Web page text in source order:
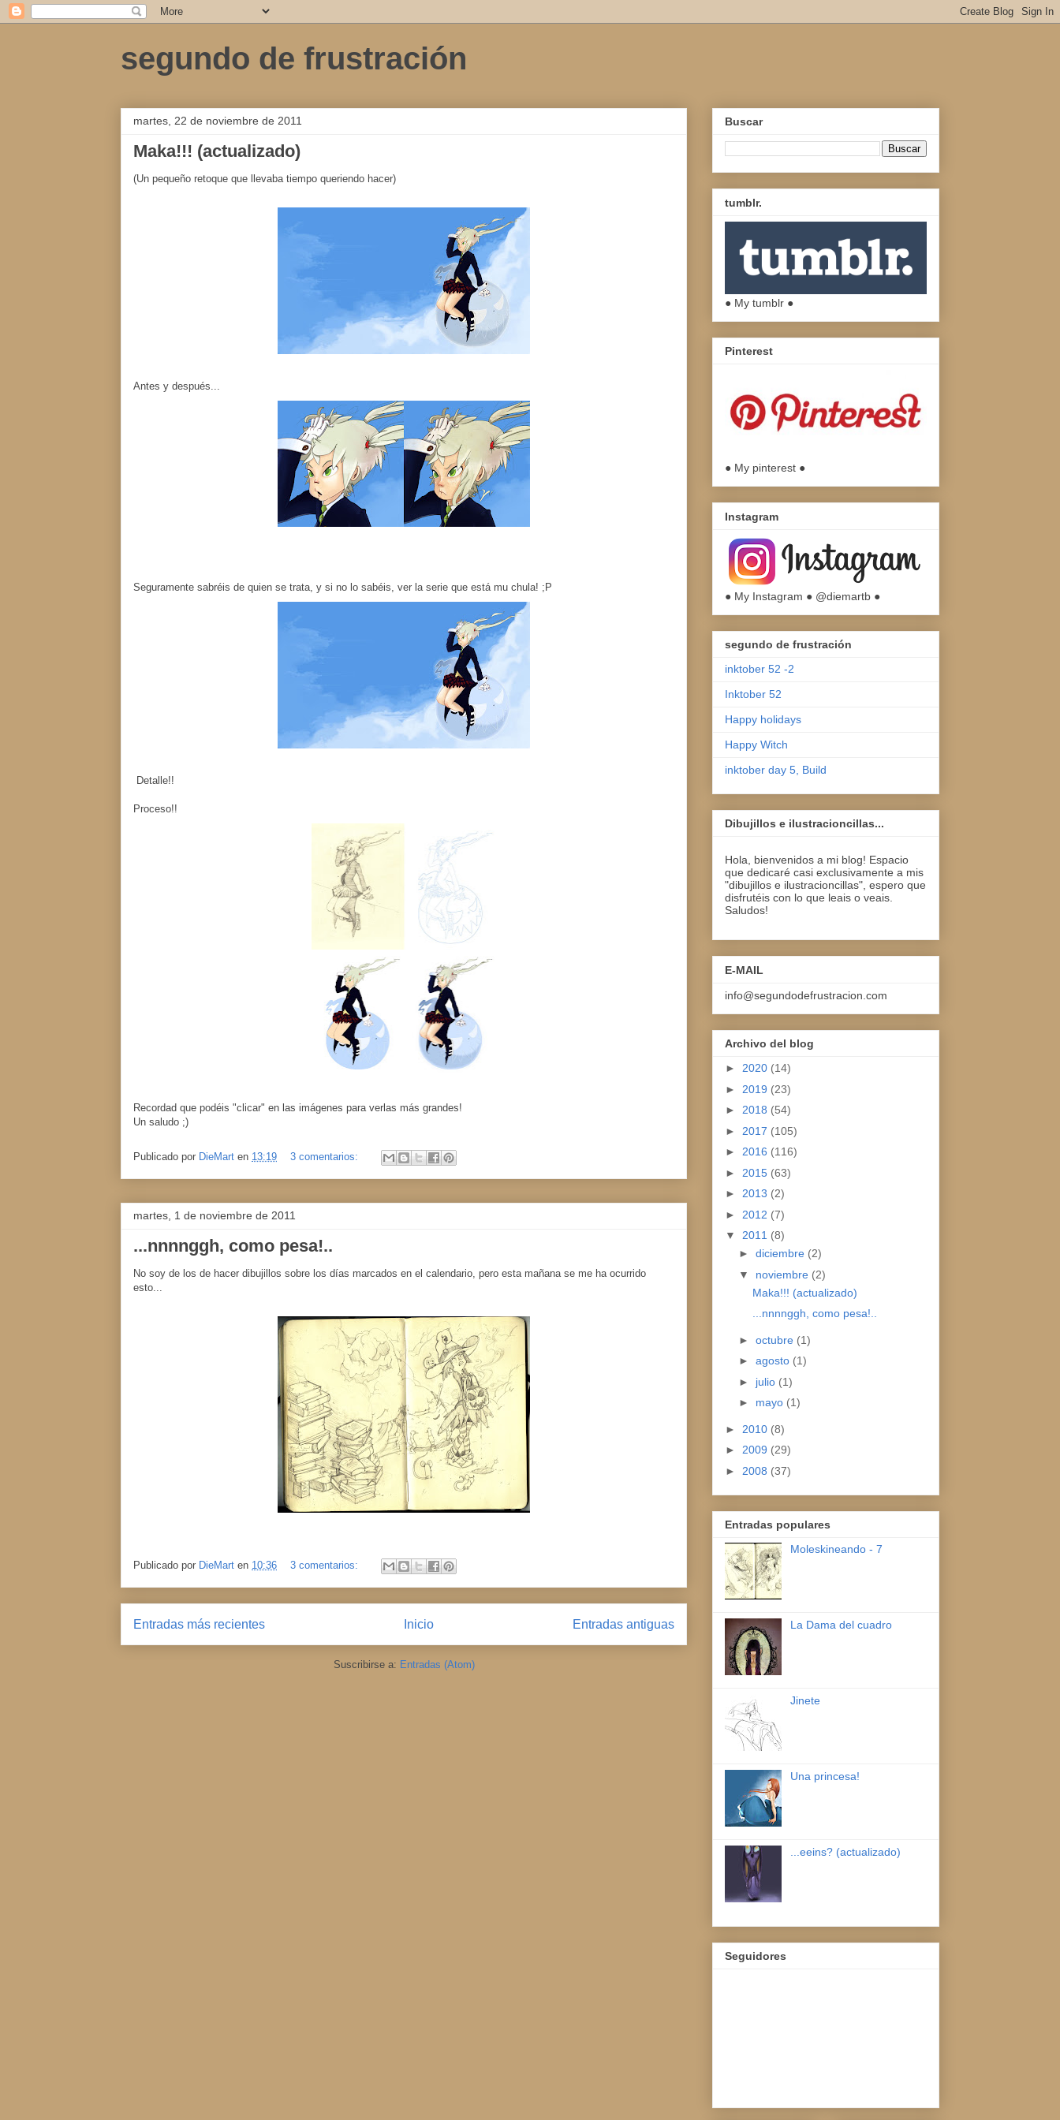
segundo de frustración
martes, 22 de noviembre de 2011
Maka!!! (actualizado)
(Un pequeño retoque que llevaba tiempo queriendo hacer)
Antes y después...
Seguramente sabréis de quien se trata, y si no lo sabéis, ver la serie que está mu chula! ;P
Detalle!!
Proceso!!
Recordad que podéis "clicar" en las imágenes para verlas más grandes!
Un saludo ;)
Publicado por DieMart en 13:19 3 comentarios:
martes, 1 de noviembre de 2011
...nnnnggh, como pesa!..
No soy de los de hacer dibujillos sobre los días marcados en el calendario, pero esta mañana se me ha ocurrido
esto...
Publicado por DieMart en 10:36 3 comentarios:
Entradas más recientes Entradas antiguas
Inicio
Suscribirse a: Entradas (Atom)
Buscar
tumblr.
● My tumblr ●
Pinterest
● My pinterest ●
Instagram
● My Instagram ● @diemartb ●
segundo de frustración
inktober 52 -2
Inktober 52
Happy holidays
Happy Witch
inktober day 5, Build
Dibujillos e ilustracioncillas...
Hola, bienvenidos a mi blog! Espacio
que dedicaré casi exclusivamente a mis
"dibujillos e ilustracioncillas", espero que
disfrutéis con lo que leais o veais.
Saludos!
E-MAIL
info@segundodefrustracion.com
Archivo del blog
► 2020 (14)
► 2019 (23)
► 2018 (54)
► 2017 (105)
► 2016 (116)
► 2015 (63)
► 2013 (2)
► 2012 (7)
▼ 2011 (8)
► diciembre (2)
▼ noviembre (2)
Maka!!! (actualizado)
...nnnnggh, como pesa!..
► octubre (1)
► agosto (1)
► julio (1)
► mayo (1)
► 2010 (8)
► 2009 (29)
► 2008 (37)
Entradas populares
Moleskineando - 7
La Dama del cuadro
Jinete
Una princesa!
...eeins? (actualizado)
Seguidores